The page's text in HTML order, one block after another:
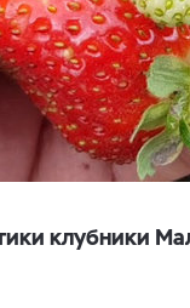
клубники